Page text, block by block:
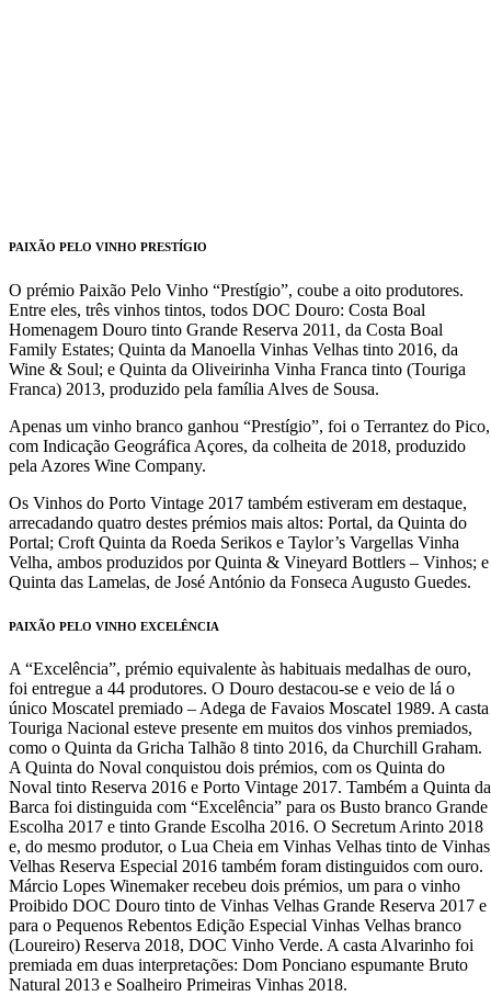
PAIXÃO PELO VINHO PRESTÍGIO
O prémio Paixão Pelo Vinho “Prestígio”, coube a oito produtores.
Entre eles, três vinhos tintos, todos DOC Douro: Costa Boal
Homenagem Douro tinto Grande Reserva 2011, da Costa Boal
Family Estates; Quinta da Manoella Vinhas Velhas tinto 2016, da
Wine & Soul; e Quinta da Oliveirinha Vinha Franca tinto (Touriga
Franca) 2013, produzido pela família Alves de Sousa.
Apenas um vinho branco ganhou “Prestígio”, foi o Terrantez do Pico,
com Indicação Geográfica Açores, da colheita de 2018, produzido
pela Azores Wine Company.
Os Vinhos do Porto Vintage 2017 também estiveram em destaque,
arrecadando quatro destes prémios mais altos: Portal, da Quinta do
Portal; Croft Quinta da Roeda Serikos e Taylor’s Vargellas Vinha
Velha, ambos produzidos por Quinta & Vineyard Bottlers – Vinhos; e
Quinta das Lamelas, de José António da Fonseca Augusto Guedes.
PAIXÃO PELO VINHO EXCELÊNCIA
A “Excelência”, prémio equivalente às habituais medalhas de ouro,
foi entregue a 44 produtores. O Douro destacou-se e veio de lá o
único Moscatel premiado – Adega de Favaios Moscatel 1989. A casta
Touriga Nacional esteve presente em muitos dos vinhos premiados,
como o Quinta da Gricha Talhão 8 tinto 2016, da Churchill Graham.
A Quinta do Noval conquistou dois prémios, com os Quinta do
Noval tinto Reserva 2016 e Porto Vintage 2017. Também a Quinta da
Barca foi distinguida com “Excelência” para os Busto branco Grande
Escolha 2017 e tinto Grande Escolha 2016. O Secretum Arinto 2018
e, do mesmo produtor, o Lua Cheia em Vinhas Velhas tinto de Vinhas
Velhas Reserva Especial 2016 também foram distinguidos com ouro.
Márcio Lopes Winemaker recebeu dois prémios, um para o vinho
Proibido DOC Douro tinto de Vinhas Velhas Grande Reserva 2017 e
para o Pequenos Rebentos Edição Especial Vinhas Velhas branco
(Loureiro) Reserva 2018, DOC Vinho Verde. A casta Alvarinho foi
premiada em duas interpretações: Dom Ponciano espumante Bruto
Natural 2013 e Soalheiro Primeiras Vinhas 2018.